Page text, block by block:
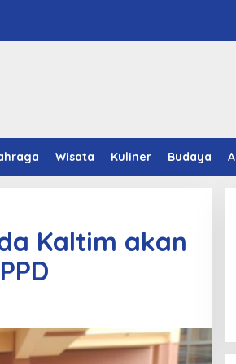
Wisata Kuliner Budaya
Kaltim akan
Panduan Pasang Pelapis Anti